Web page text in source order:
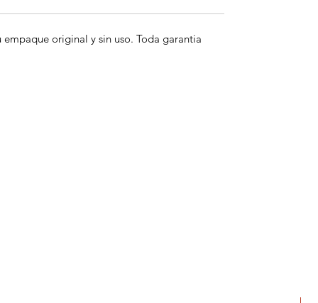
original y sin uso. Toda garantia